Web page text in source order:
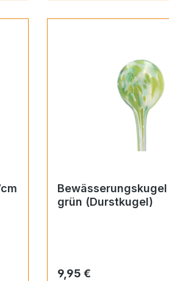
grün (Durstkugel)
Regulärer Preis:
9,95 €